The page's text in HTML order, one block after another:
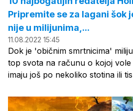
Pripremite se za lagani šok
nije u milijunima,...
11.08.2022 15:45
Dok je 'običnim smrtnicima'
top svota na računu o kojoj vole
imaju još po nekoliko stotina ili